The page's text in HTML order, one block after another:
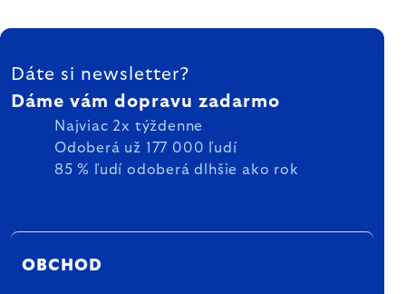
ZÁPÄTIE
Dáte si newsletter?
Dáme vám dopravu zadarmo
Najviac 2x týždenne
Odoberá už 177 000 ľudí
85 % ľudí odoberá dlhšie ako rok
OBCHOD